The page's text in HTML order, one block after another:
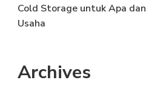
Cold Storage untuk Apa
Usaha
Archives